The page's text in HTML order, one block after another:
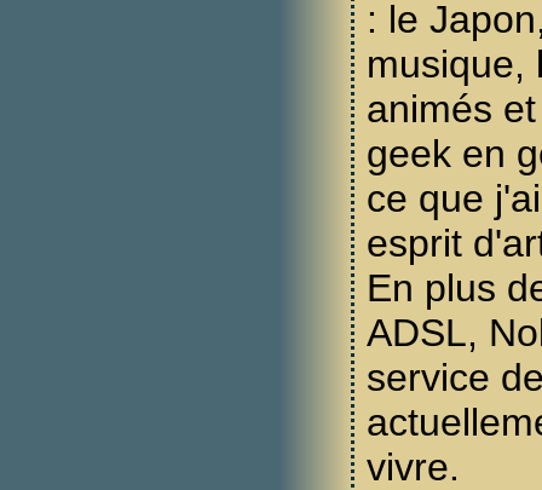
: le
musique,
animés
geek en
ce que
esprit
En plus
ADSL,
service
vivre.